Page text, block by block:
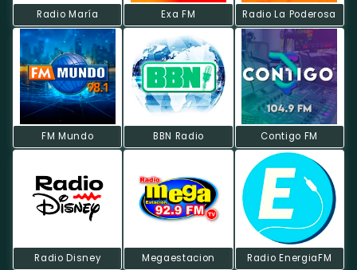
Radio María Exa FM Radio La Poderosa
FM Mundo BBN Radio Contigo FM
Radio Disney Megaestacion Radio EnergiaFM